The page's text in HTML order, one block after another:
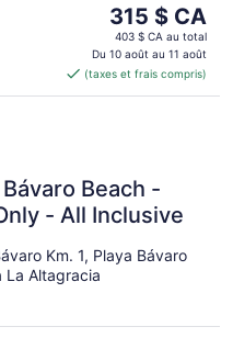
Le
prix
est
de 315 $ CA
par
315 $ CA
403 $ CA au total
Du 10 août au 11 août
(taxes et frais compris)
Beach -
- All Inclusive
Km. 1, Playa Bávaro
La Altagracia